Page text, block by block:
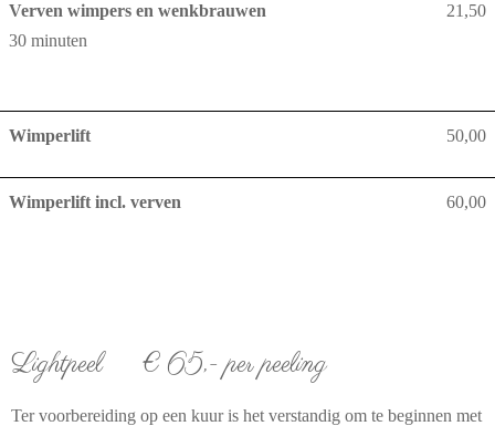
Verven wimpers en wenkbrauwen
30 minuten
21,50
Wimperlift 50,00
Wimperlift incl. verven 60,00
Lightpeel € 65,- per peeling
Ter voorbereiding op een kuur is het verstandig om te beginnen met